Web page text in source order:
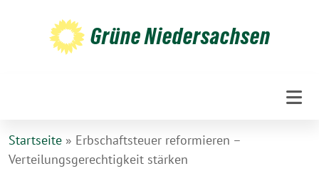
Grüne Niedersachsen
Startseite » Erbschaftsteuer reformieren –
Verteilungsgerechtigkeit stärken